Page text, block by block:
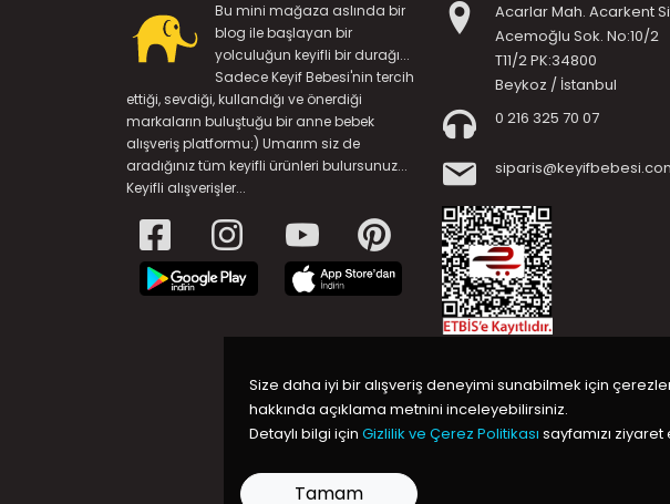
Bu mini mağaza aslında bir
blog ile başlayan bir
yolculuğun keyifli bir durağı...
Sadece Keyif Bebesi'nin tercih
ettiği, sevdiği, kullandığı ve önerdiği
markaların buluştuğu bir anne bebek
alışveriş platformu:) Umarım siz de
aradığınız tüm keyifli ürünleri bulursunuz...
Keyifli alışverişler...
Acarlar Mah. Acarkent
Acemoğlu Sok. No:10/2
T11/2 PK:34800
Beykoz / İstanbul
0 216 325 70 07
Size daha iyi bir alışveriş deneyimi sunabilmek için
hakkında açıklama metnini inceleyebilirsiniz.
Detaylı bilgi için Gizlilik ve Çerez Politikası sayfamızı
Tamam